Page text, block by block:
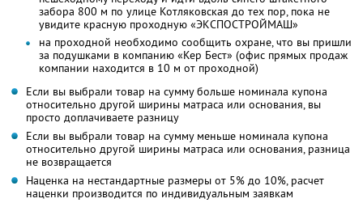
забора 800 м по улице Котляковская до тех пор, пока не
увидите красную проходную «ЭКСПОСТРОЙМАШ»
на проходной необходимо сообщить охране, что вы пришли
за подушками в компанию «Кер Бест» (офис прямых продаж
компании находится в 10 м от проходной)
Если вы выбрали товар на сумму больше номинала купона
относительно другой ширины матраса или основания, вы
просто доплачиваете разницу
Если вы выбрали товар на сумму меньше номинала купона
относительно другой ширины матраса или основания, разница
не возвращается
Наценка на нестандартные размеры от 5% до 10%, расчет
наценки производится по индивидуальным заявкам